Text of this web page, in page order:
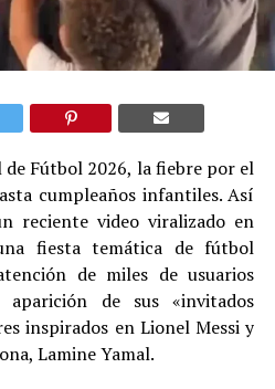
Fútbol 2026, la fiebre por el
cumpleaños infantiles. Así
reciente video viralizado en
fiesta temática de fútbol
de miles de usuarios
de sus «invitados
inspirados en Lionel Messi y
Lamine Yamal.